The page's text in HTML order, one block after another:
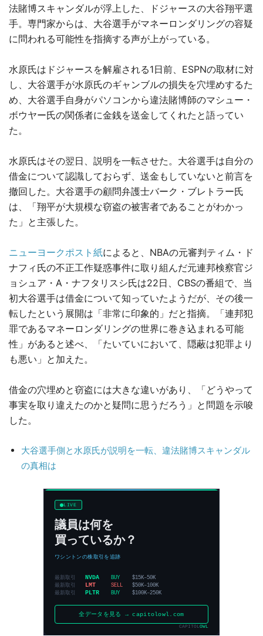
法賭博スキャンダルが浮上した、ドジャースの大谷翔平選
手。専門家からは、大谷選手がマネーロンダリングの容疑
に問われる可能性を指摘する声が上がっている。
水原氏はドジャースを解雇される1日前、ESPNの取材に対
し、大谷選手が水原氏のギャンブルの損失を穴埋めするた
め、大谷選手自身がパソコンから違法賭博師のマシュー・
ボウヤー氏の関係者に金銭を送金してくれたと語ってい
た。
水原氏はその翌日、説明を一転させた。大谷選手は自分の
借金について認識しておらず、送金もしていないと前言を
撤回した。大谷選手の顧問弁護士バーク・ブレトラー氏
は、「翔平が大規模な窃盗の被害者であることがわかっ
た」と主張した。
ニューヨークポスト紙によると、NBAの元審判ティム・ド
ナフィ氏の不正工作疑惑事件に取り組んだ元連邦検察官ジ
ョシュア・A・ナフタリスシ氏は22日、CBSの番組で、当
初大谷選手は借金について知っていたようだが、その後一
転したという展開は「非常に印象的」だと指摘。「連邦犯
罪であるマネーロンダリングの世界に巻き込まれる可能
性」があると述べ、「たいていにおいて、隠蔽は犯罪より
も悪い」と加えた。
借金の穴埋めと窃盗には大きな違いがあり、「どうやって
事実を取り違えたのかと疑問に思うだろう」と問題を示唆
した。
大谷選手側と水原氏が説明を一転、違法賭博スキャンダル
の真相は